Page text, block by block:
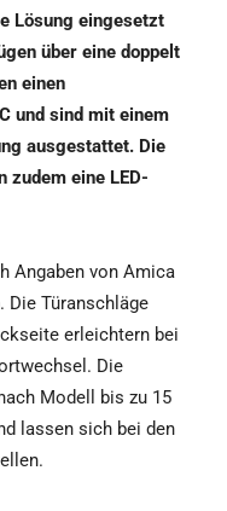
Lösung eingesetzt
über eine doppelt
einen
und sind mit einem
ausgestattet. Die
zudem eine LED-
Angaben von Amica
Die Türanschläge
erleichtern bei
Die
Modell bis zu 15
lassen sich bei den